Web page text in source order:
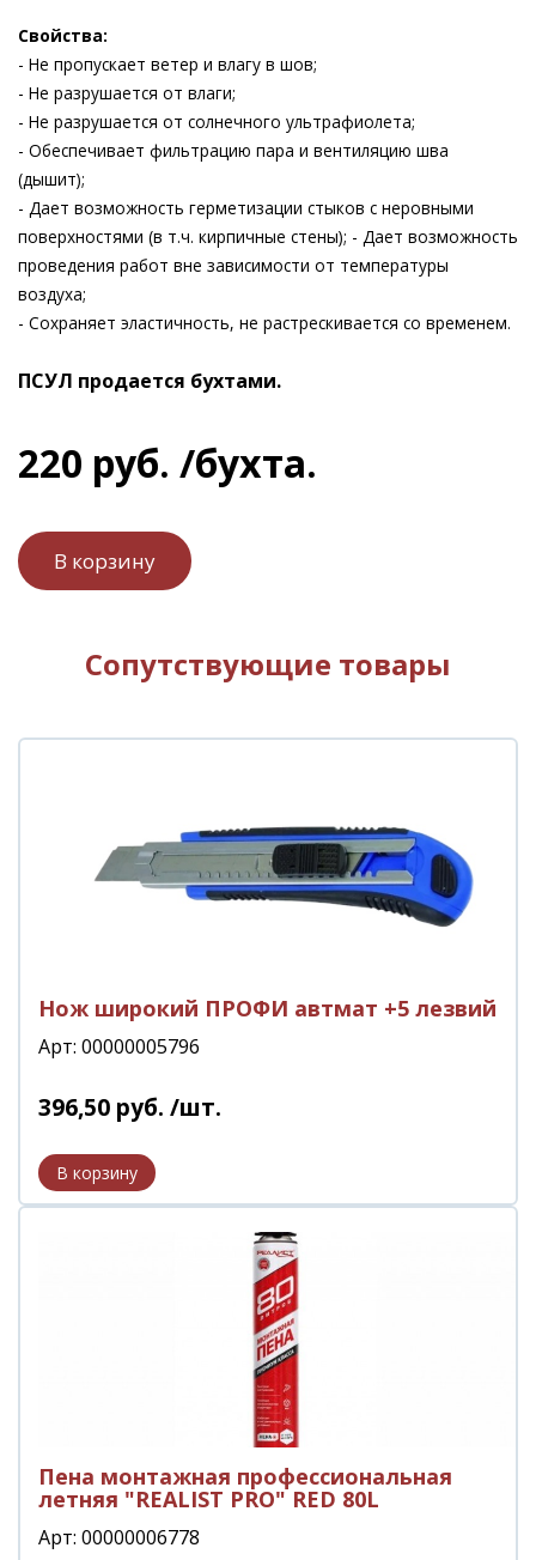
Свойства:
- Не пропускает ветер и влагу в шов;
- Не разрушается от влаги;
- Не разрушается от солнечного ультрафиолета;
- Обеспечивает фильтрацию пара и вентиляцию шва
(дышит);
- Дает возможность герметизации стыков с неровными
поверхностями (в т.ч. кирпичные стены); - Дает возможность
проведения работ вне зависимости от температуры
воздуха;
- Сохраняет эластичность, не растрескивается со временем.
ПСУЛ продается бухтами.
220 руб. /бухта.
Сопутствующие товары
Нож широкий ПРОФИ автмат +5 лезвий
Арт: 00000005796
396,50 руб. /шт.
Пена монтажная профессиональная
летняя "REALIST PRO" RED 80L
Арт: 00000006778